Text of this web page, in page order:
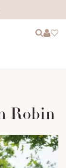
Login
Login
Robin